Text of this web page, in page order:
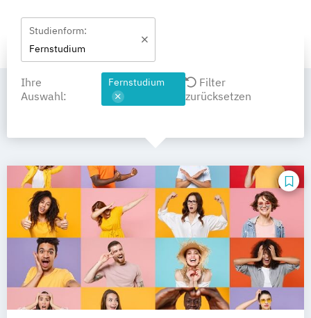
Studienform:
Fernstudium
Ihre
Auswahl:
Fernstudium
Filter
zurücksetzen